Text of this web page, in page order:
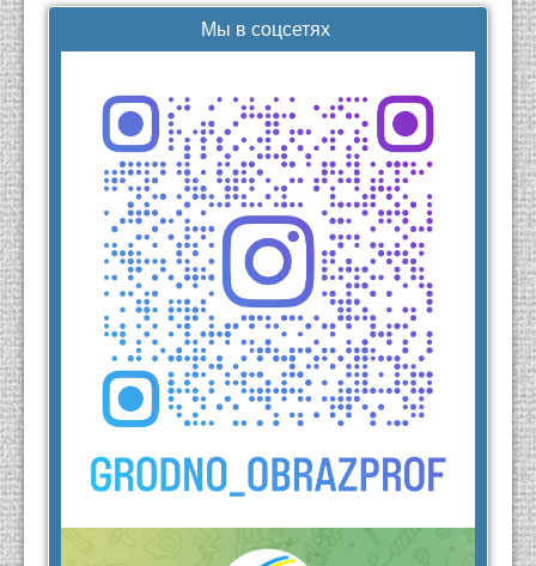
Мы в соцсетях